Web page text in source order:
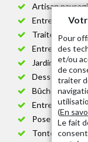
Artisan
Entreprise de
Traitement
Entreprise
Jardinier taille
Dessouchage
Bûcheron 87
Entretien
Pose et
Tonte de
Pour
des
et/ou
de
traiter
(En
Le fait